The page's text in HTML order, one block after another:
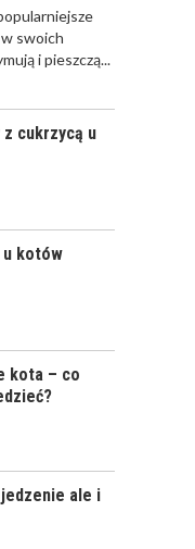
swoich
i pieszczą...
z cukrzycą u
u kotów
kota – co
ale i